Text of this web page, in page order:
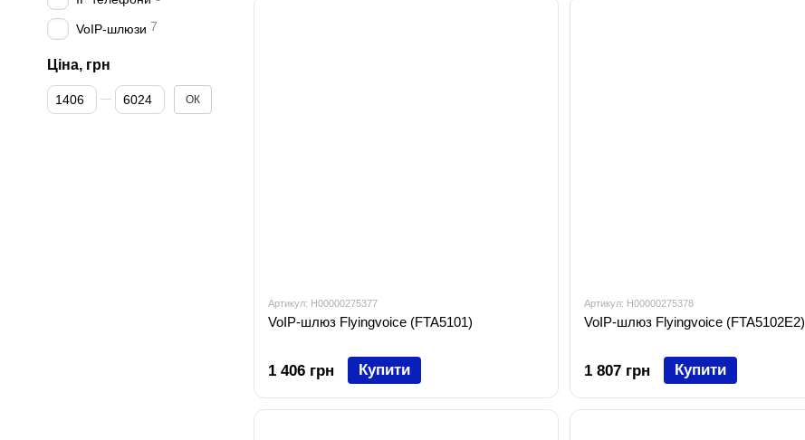
Артикул: H00000275377
VoIP-шлюз Flyingvoice (FTA5101)
1 406 грн Купити
Артикул: H00000275378
VoIP-шлюз Flyingvoice (FTA5102Е2)
1 807 грн Купити
VoIP-шлюзи 7
Ціна, грн
Від Ціна, грн
До Ціна, грн ОК